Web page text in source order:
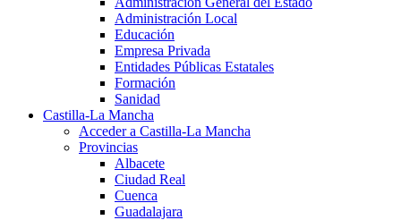
Administración Local
Educación
Empresa Privada
Entidades Públicas Estatales
Formación
Sanidad
Castilla-La Mancha
Acceder a Castilla-La Mancha
Provincias
Albacete
Ciudad Real
Cuenca
Guadalajara